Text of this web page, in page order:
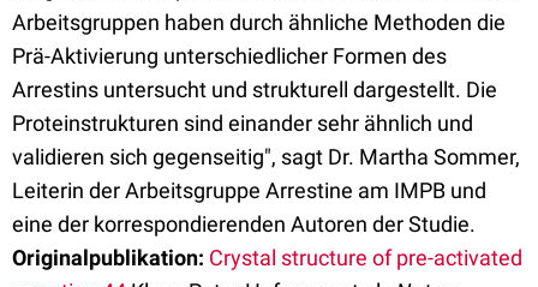
Arbeitsgruppen haben durch ähnliche Methoden die
Prä-Aktivierung unterschiedlicher Formen des
Arrestins untersucht und strukturell dargestellt. Die
Proteinstrukturen sind einander sehr ähnlich und
validieren sich gegenseitig", sagt Dr. Martha Sommer,
Leiterin der Arbeitsgruppe Arrestine am IMPB und
eine der korrespondierenden Autoren der Studie.
Originalpublikation: Crystal structure of pre-activated